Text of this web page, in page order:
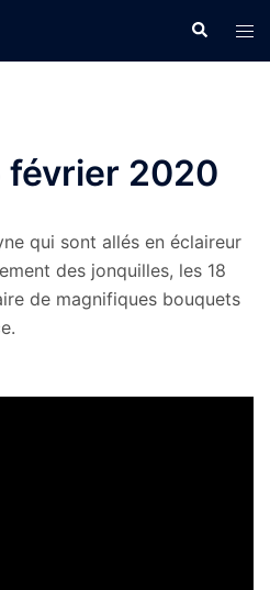
le
février 2020
qui sont allés en éclaireur
des jonquilles, les 18
de magnifiques bouquets